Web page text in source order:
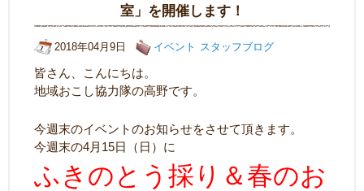
室」を開催します！
2018年04月9日 イベント スタッフブログ
皆さん、こんにちは。
地域おこし協力隊の高野です。
今週末のイベントのお知らせをさせて頂きます。
今週末の4月15日（日）に
ふきのとう採り＆春のお